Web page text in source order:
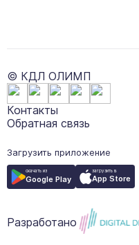
© КДЛ ОЛИМП
Контакты
Обратная связь
Загрузить приложение
скачать из
Google Play
загрузить в
App Store
Разработано